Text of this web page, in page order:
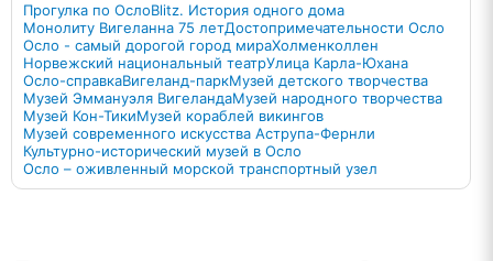
Прогулка по ОслоBlitz. История одного дома
Монолиту Вигеланна 75 летДостопримечательности Осло
Осло - самый дорогой город мираХолменколлен
Норвежский национальный театрУлица Карла-Юхана
Осло-справкаВигеланд-паркМузей детского творчества
Музей Эммануэля ВигеландаМузей народного творчества
Музей Кон-ТикиМузей кораблей викингов
Музей современного искусства Аструпа-Фернли
Культурно-исторический музей в Осло
Осло – оживленный морской транспортный узел